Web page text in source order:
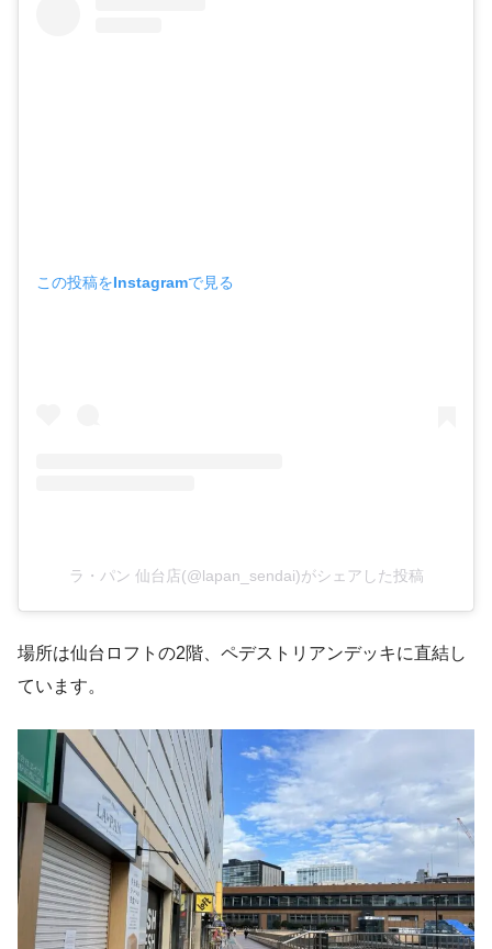
この投稿をInstagramで見る
ラ・パン 仙台店(@lapan_sendai)がシェアした投稿
場所は仙台ロフトの2階、ペデストリアンデッキに直結し
ています。